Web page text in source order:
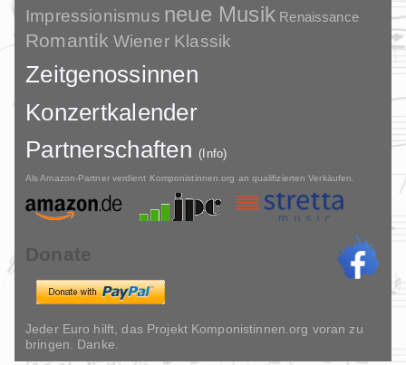
Impressionismus neue Musik Renaissance
Romantik Wiener Klassik
Zeitgenossinnen
Konzertkalender
Partnerschaften(Info)
Als Amazon-Partner verdient Komponistinnen.org an qualifizierten Verkäufen.
Donate
Jeder Euro hilft, das Projekt Komponistinnen.org voran zu
bringen. Danke.